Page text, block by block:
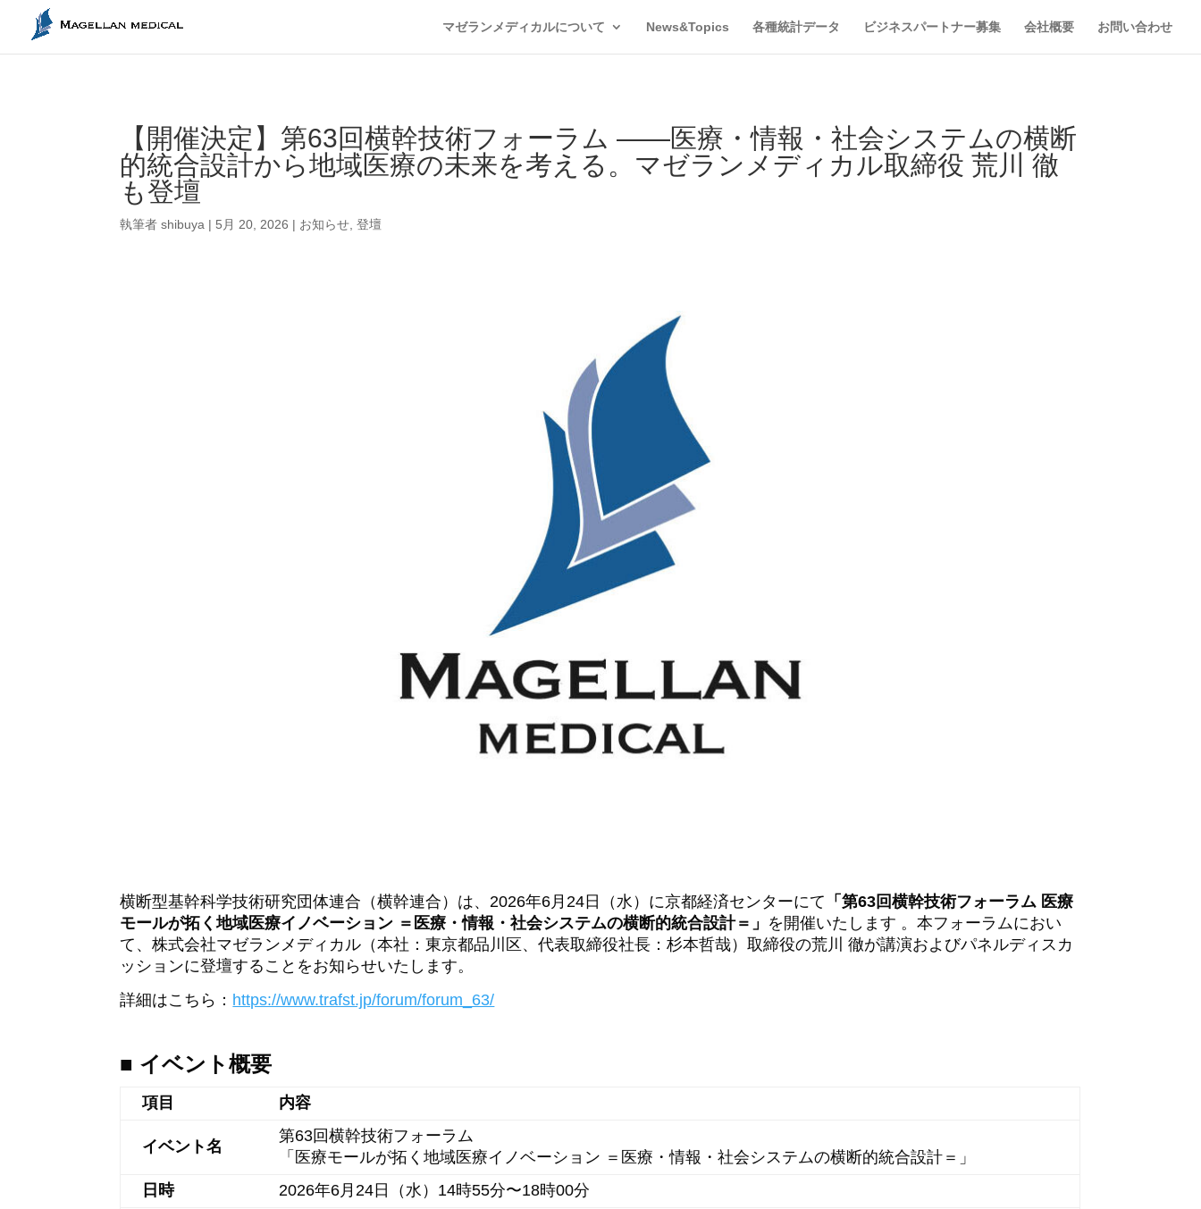
マゼランメディカルについて News&Topics 各種統計データ ビジネスパートナー募集 会社概要 お問い合わせ
【開催決定】第63回横幹技術フォーラム ——医療・情報・社会システムの横断
的統合設計から地域医療の未来を考える。マゼランメディカル取締役 荒川 徹
も登壇
執筆者shibuya | 5月 20, 2026 | お知らせ ,登壇
横断型基幹科学技術研究団体連合（横幹連合）は、2026年6月24日（水）に京都経済センターにて 「第63回横幹技術フォーラム 医療
モールが拓く地域医療イノベーション ＝医療・情報・社会システムの横断的統合設計＝」 を開催いたします 。本フォーラムにおい
て、株式会社マゼランメディカル（本社：東京都品川区、代表取締役社長：杉本哲哉）取締役の荒川 徹が講演およびパネルディスカ
ッションに登壇することをお知らせいたします。
詳細はこちら： https://www.trafst.jp/forum/forum_63/
■ イベント概要
項目 内容
イベント名
第63回横幹技術フォーラム
「医療モールが拓く地域医療イノベーション ＝医療・情報・社会システムの横断的統合設計＝」
日時
2026年6月24日（水）14時55分〜18時00分